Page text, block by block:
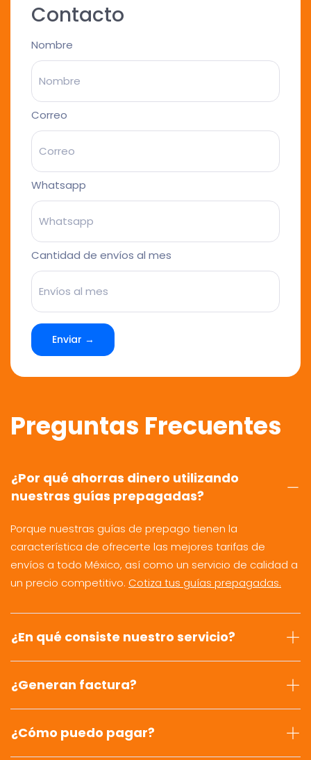
Contacto
Nombre
Correo
Whatsapp
Cantidad de envíos al mes
Enviar →
Preguntas Frecuentes
¿Por qué ahorras dinero utilizando
nuestras guías prepagadas?
Porque nuestras guías de prepago tienen la
característica de ofrecerte las mejores tarifas de
envíos a todo México, así como un servicio de calidad a
un precio competitivo. Cotiza tus guías prepagadas.
¿En qué consiste nuestro servicio?
¿Generan factura?
¿Cómo puedo pagar?